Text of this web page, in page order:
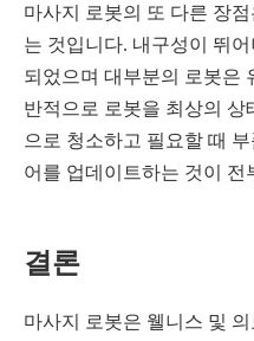
마사지 로봇의 또 다른 장
는 것입니다. 내구성이 뛰
되었으며 대부분의 로봇은
반적으로 로봇을 최상의 상
으로 청소하고 필요할 때
어를 업데이트하는 것이 전
결론
마사지 로봇은 웰니스 및